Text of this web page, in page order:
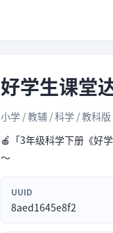
好学生课堂
小学 / 教辅 / 科学 / 教科
🍎「3年级科学下册《好
～
UUID
8aed1645e8f2